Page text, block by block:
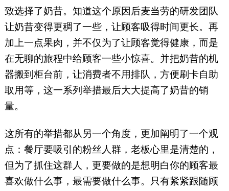
致选择了奶昔。知道这个原因后麦当劳的研发团队
让奶昔变得更稠了一些，让顾客吸得时间更长。再
加上一点果肉，并不仅为了让顾客觉得健康，而是
在无聊的旅程中给顾客一些小惊喜。并把奶昔的机
器搬到柜台前，让消费者不用排队，方便刷卡自助
取用等，这一系列举措最后大大提高了奶昔的销
量。
这所有的举措都从另一个角度，更加阐明了一个观
点：餐厅要吸引的粉丝人群，老板心里是清楚的，
但为了抓住这群人，更要做的是想明白你的顾客最
喜欢做什么事，最需要做什么事。只有紧紧跟随顾